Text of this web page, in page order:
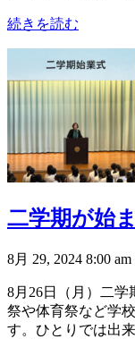
続きを読む
二学期が始
8月 29, 2024 8:00 am
8月26日（月）二
祭や体育祭など学
す。ひとりでは出